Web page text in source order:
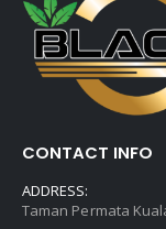
CONTACT INFO
ADDRESS:
Taman Permata